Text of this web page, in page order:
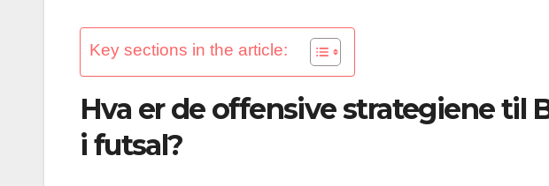
Key sections in the article:
Hva er de offensive strategiene til
i futsal?